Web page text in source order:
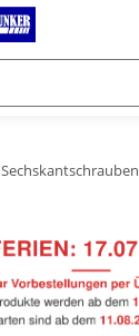
Sechskantschrauben